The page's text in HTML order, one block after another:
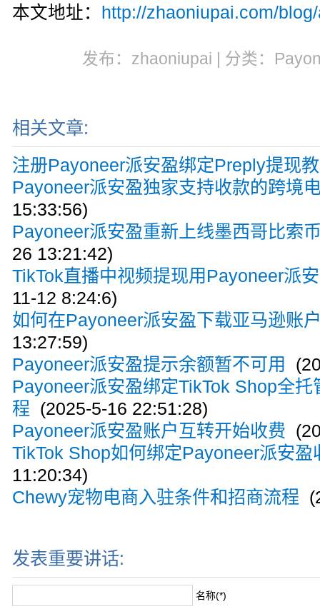
本文地址： http://zhaoniupai.com/
发布：zhaoniupai | 分类：
相关文章:
注册Payoneer派安盈绑定Preply提现
Payoneer派安盈独家支持收款的跨境
15:33:56)
Payoneer派安盈重新上线墨西哥比索
26 13:21:42)
TikTok直播中视频提现用Payoneer派
11-12 8:24:6)
如何在Payoneer派安盈下载亚马逊账
13:27:59)
Payoneer派安盈提示余额暂不可用
Payoneer派安盈绑定TikTok Shop全
程 (2025-5-16 22:51:28)
Payoneer派安盈账户互转开始收费
TikTok Shop如何绑定Payoneer派安盈
11:20:34)
Chewy宠物电商入驻条件和招商流程
发表重要讲话:
名称(*)